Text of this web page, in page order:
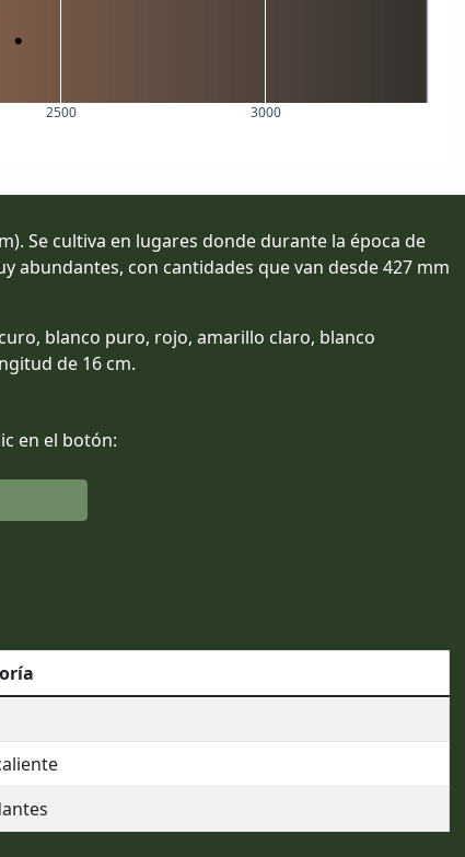
2500 3000
Se cultiva en lugares donde durante la época de
abundantes, con cantidades que van desde 427 mm
blanco puro, rojo, amarillo claro, blanco
de 16 cm.
en el botón: